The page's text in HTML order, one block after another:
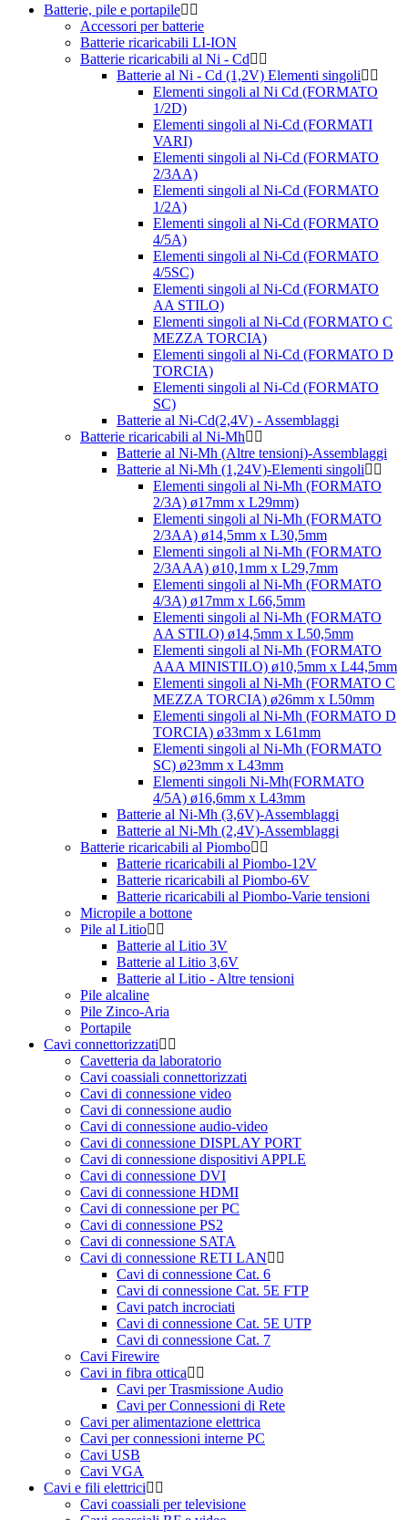
Batterie, pile e portapile
Accessori per batterie
Batterie ricaricabili LI-ION
Batterie ricaricabili al Ni - Cd
Batterie al Ni - Cd (1,2V) Elementi singoli
Elementi singoli al Ni Cd (FORMATO
1/2D)
Elementi singoli al Ni-Cd (FORMATI
VARI)
Elementi singoli al Ni-Cd (FORMATO
2/3AA)
Elementi singoli al Ni-Cd (FORMATO
1/2A)
Elementi singoli al Ni-Cd (FORMATO
4/5A)
Elementi singoli al Ni-Cd (FORMATO
4/5SC)
Elementi singoli al Ni-Cd (FORMATO
AA STILO)
Elementi singoli al Ni-Cd (FORMATO C
MEZZA TORCIA)
Elementi singoli al Ni-Cd (FORMATO D
TORCIA)
Elementi singoli al Ni-Cd (FORMATO
SC)
Batterie al Ni-Cd(2,4V) - Assemblaggi
Batterie ricaricabili al Ni-Mh
Batterie al Ni-Mh (Altre tensioni)-Assemblaggi
Batterie al Ni-Mh (1,24V)-Elementi singoli
Elementi singoli al Ni-Mh (FORMATO
2/3A) ø17mm x L29mm)
Elementi singoli al Ni-Mh (FORMATO
2/3AA) ø14,5mm x L30,5mm
Elementi singoli al Ni-Mh (FORMATO
2/3AAA) ø10,1mm x L29,7mm
Elementi singoli al Ni-Mh (FORMATO
4/3A) ø17mm x L66,5mm
Elementi singoli al Ni-Mh (FORMATO
AA STILO) ø14,5mm x L50,5mm
Elementi singoli al Ni-Mh (FORMATO
AAA MINISTILO) ø10,5mm x L44,5mm
Elementi singoli al Ni-Mh (FORMATO C
MEZZA TORCIA) ø26mm x L50mm
Elementi singoli al Ni-Mh (FORMATO D
TORCIA) ø33mm x L61mm
Elementi singoli al Ni-Mh (FORMATO
SC) ø23mm x L43mm
Elementi singoli Ni-Mh(FORMATO
4/5A) ø16,6mm x L43mm
Batterie al Ni-Mh (3,6V)-Assemblaggi
Batterie al Ni-Mh (2,4V)-Assemblaggi
Batterie ricaricabili al Piombo
Batterie ricaricabili al Piombo-12V
Batterie ricaricabili al Piombo-6V
Batterie ricaricabili al Piombo-Varie tensioni
Micropile a bottone
Pile al Litio
Batterie al Litio 3V
Batterie al Litio 3,6V
Batterie al Litio - Altre tensioni
Pile alcaline
Pile Zinco-Aria
Portapile
Cavi connettorizzati
Cavetteria da laboratorio
Cavi coassiali connettorizzati
Cavi di connessione video
Cavi di connessione audio
Cavi di connessione audio-video
Cavi di connessione DISPLAY PORT
Cavi di connessione dispositivi APPLE
Cavi di connessione DVI
Cavi di connessione HDMI
Cavi di connessione per PC
Cavi di connessione PS2
Cavi di connessione SATA
Cavi di connessione RETI LAN
Cavi di connessione Cat. 6
Cavi di connessione Cat. 5E FTP
Cavi patch incrociati
Cavi di connessione Cat. 5E UTP
Cavi di connessione Cat. 7
Cavi Firewire
Cavi in fibra ottica
Cavi per Trasmissione Audio
Cavi per Connessioni di Rete
Cavi per alimentazione elettrica
Cavi per connessioni interne PC
Cavi USB
Cavi VGA
Cavi e fili elettrici
Cavi coassiali per televisione